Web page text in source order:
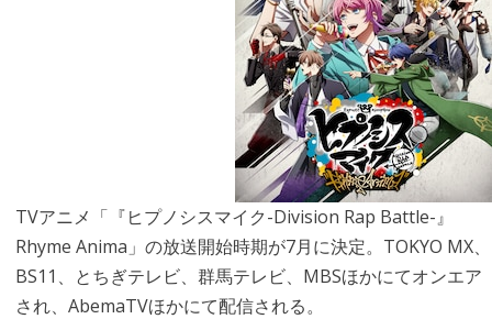
TVアニメ「『ヒプノシスマイク-Division Rap Battle-』
Rhyme Anima」の放送開始時期が7月に決定。TOKYO MX、
BS11、とちぎテレビ、群馬テレビ、MBSほかにてオンエア
され、AbemaTVほかにて配信される。